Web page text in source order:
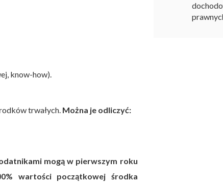
know-how).
trwałych. Można je odliczyć:
mogą w pierwszym roku
wartości początkowej środka